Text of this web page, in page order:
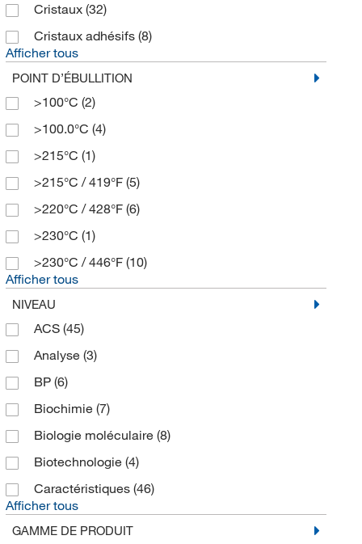
Cristaux (32)
Cristaux adhésifs (8)
Afficher tous
POINT D’ÉBULLITION
>100°C (2)
>100.0°C (4)
>215°C (1)
>215°C / 419°F (5)
>220°C / 428°F (6)
>230°C (1)
>230°C / 446°F (10)
Afficher tous
NIVEAU
ACS (45)
Analyse (3)
BP (6)
Biochimie (7)
Biologie moléculaire (8)
Biotechnologie (4)
Caractéristiques (46)
Afficher tous
GAMME DE PRODUIT